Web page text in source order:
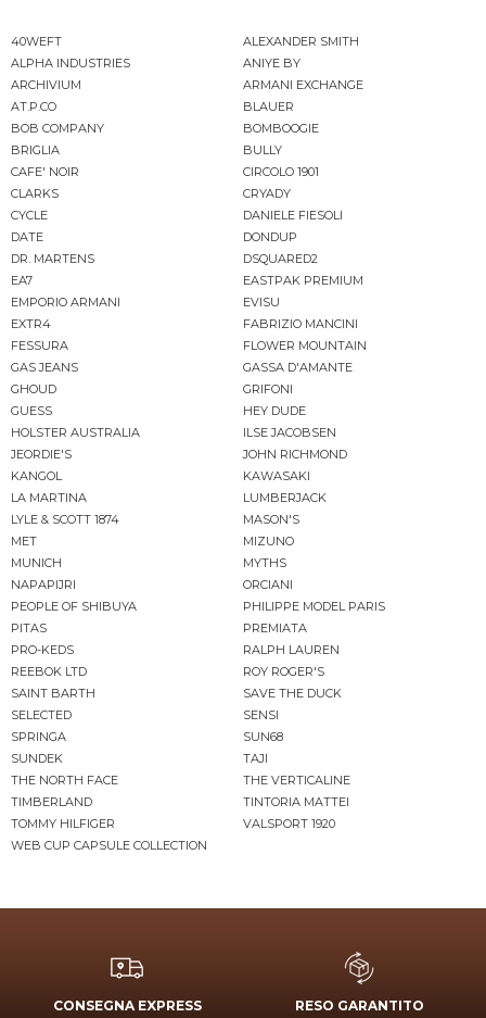
40WEFT
ALEXANDER SMITH
ALPHA INDUSTRIES
ANIYE BY
ARCHIVIUM
ARMANI EXCHANGE
AT.P.CO
BLAUER
BOB COMPANY
BOMBOOGIE
BRIGLIA
BULLY
CAFE' NOIR
CIRCOLO 1901
CLARKS
CRYADY
CYCLE
DANIELE FIESOLI
DATE
DONDUP
DR. MARTENS
DSQUARED2
EA7
EASTPAK PREMIUM
EMPORIO ARMANI
EVISU
EXTR4
FABRIZIO MANCINI
FESSURA
FLOWER MOUNTAIN
GAS JEANS
GASSA D'AMANTE
GHOUD
GRIFONI
GUESS
HEY DUDE
HOLSTER AUSTRALIA
ILSE JACOBSEN
JEORDIE'S
JOHN RICHMOND
KANGOL
KAWASAKI
LA MARTINA
LUMBERJACK
LYLE & SCOTT 1874
MASON'S
MET
MIZUNO
MUNICH
MYTHS
NAPAPIJRI
ORCIANI
PEOPLE OF SHIBUYA
PHILIPPE MODEL PARIS
PITAS
PREMIATA
PRO-KEDS
RALPH LAUREN
REEBOK LTD
ROY ROGER'S
SAINT BARTH
SAVE THE DUCK
SELECTED
SENSI
SPRINGA
SUN68
SUNDEK
TAJI
THE NORTH FACE
THE VERTICALINE
TIMBERLAND
TINTORIA MATTEI
TOMMY HILFIGER
VALSPORT 1920
WEB CUP CAPSULE COLLECTION
CONSEGNA EXPRESS RESO GARANTITO